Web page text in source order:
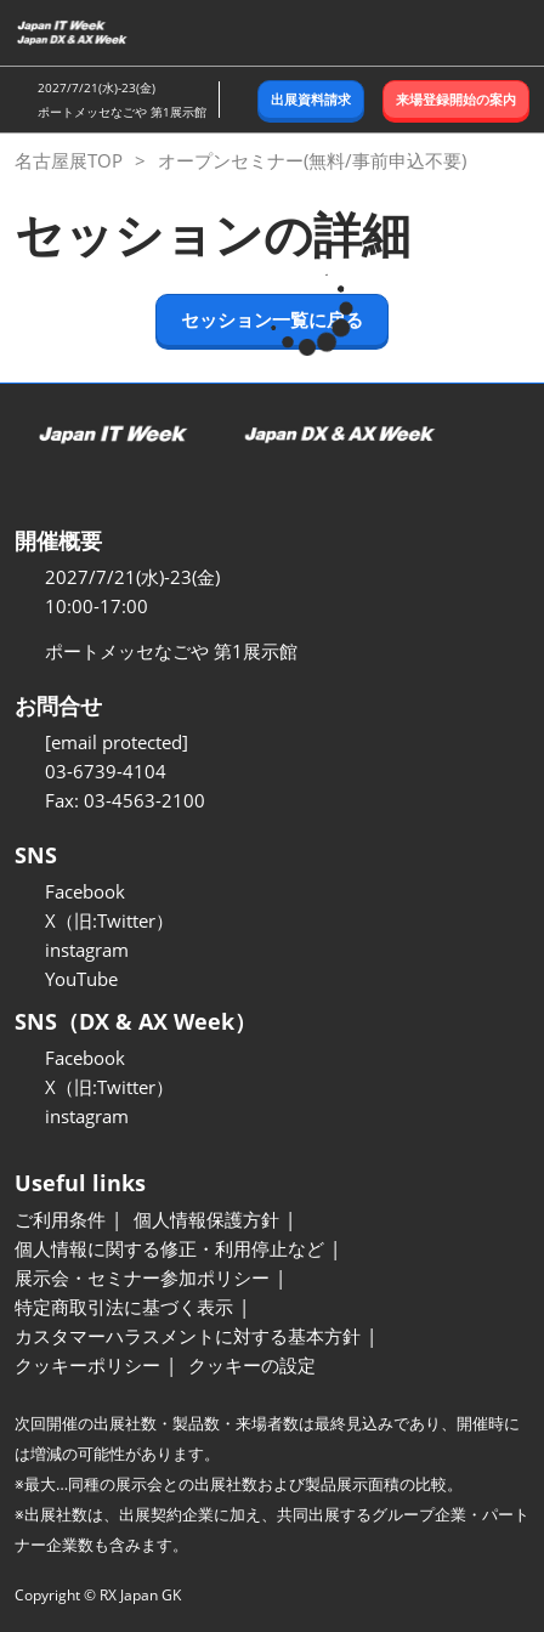
キ
ッ
し
て
む
2027/7/21(水)-23(金)
ポートメッセなごや 第1展示館
出展資料請求 来場登録開始の案内
名古屋展TOP オープンセミナー(無料/事前申込不要)
セッションの詳細
セッション一覧に戻る
開催概要
2027/7/21(水)-23(金)
10:00-17:00
ポートメッセなごや 第1展示館
お問合せ
[email protected]
03-6739-4104
Fax: 03-4563-2100
SNS
Facebook
X（旧:Twitter）
instagram
YouTube
SNS（DX & AX Week）
Facebook
X（旧:Twitter）
instagram
Useful links
ご利用条件
個人情報保護方針
個人情報に関する修正・利用停止など
展示会・セミナー参加ポリシー
特定商取引法に基づく表示
カスタマーハラスメントに対する基本方針
クッキーポリシー
クッキーの設定
次回開催の出展社数・製品数・来場者数は最終見込みであり、開催時に
は増減の可能性があります。
※最大…同種の展示会との出展社数および製品展示面積の比較。
※出展社数は、出展契約企業に加え、共同出展するグループ企業・パート
ナー企業数も含みます。
Copyright © RX Japan GK